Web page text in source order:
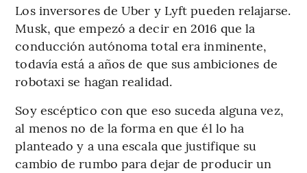
Los inversores de Uber y Lyft pueden relajarse.
Musk, que empezó a decir en 2016 que la
conducción autónoma total era inminente,
todavía está a años de que sus ambiciones de
robotaxi se hagan realidad.
Soy escéptico con que eso suceda alguna vez,
al menos no de la forma en que él lo ha
planteado y a una escala que justifique su
cambio de rumbo para dejar de producir un